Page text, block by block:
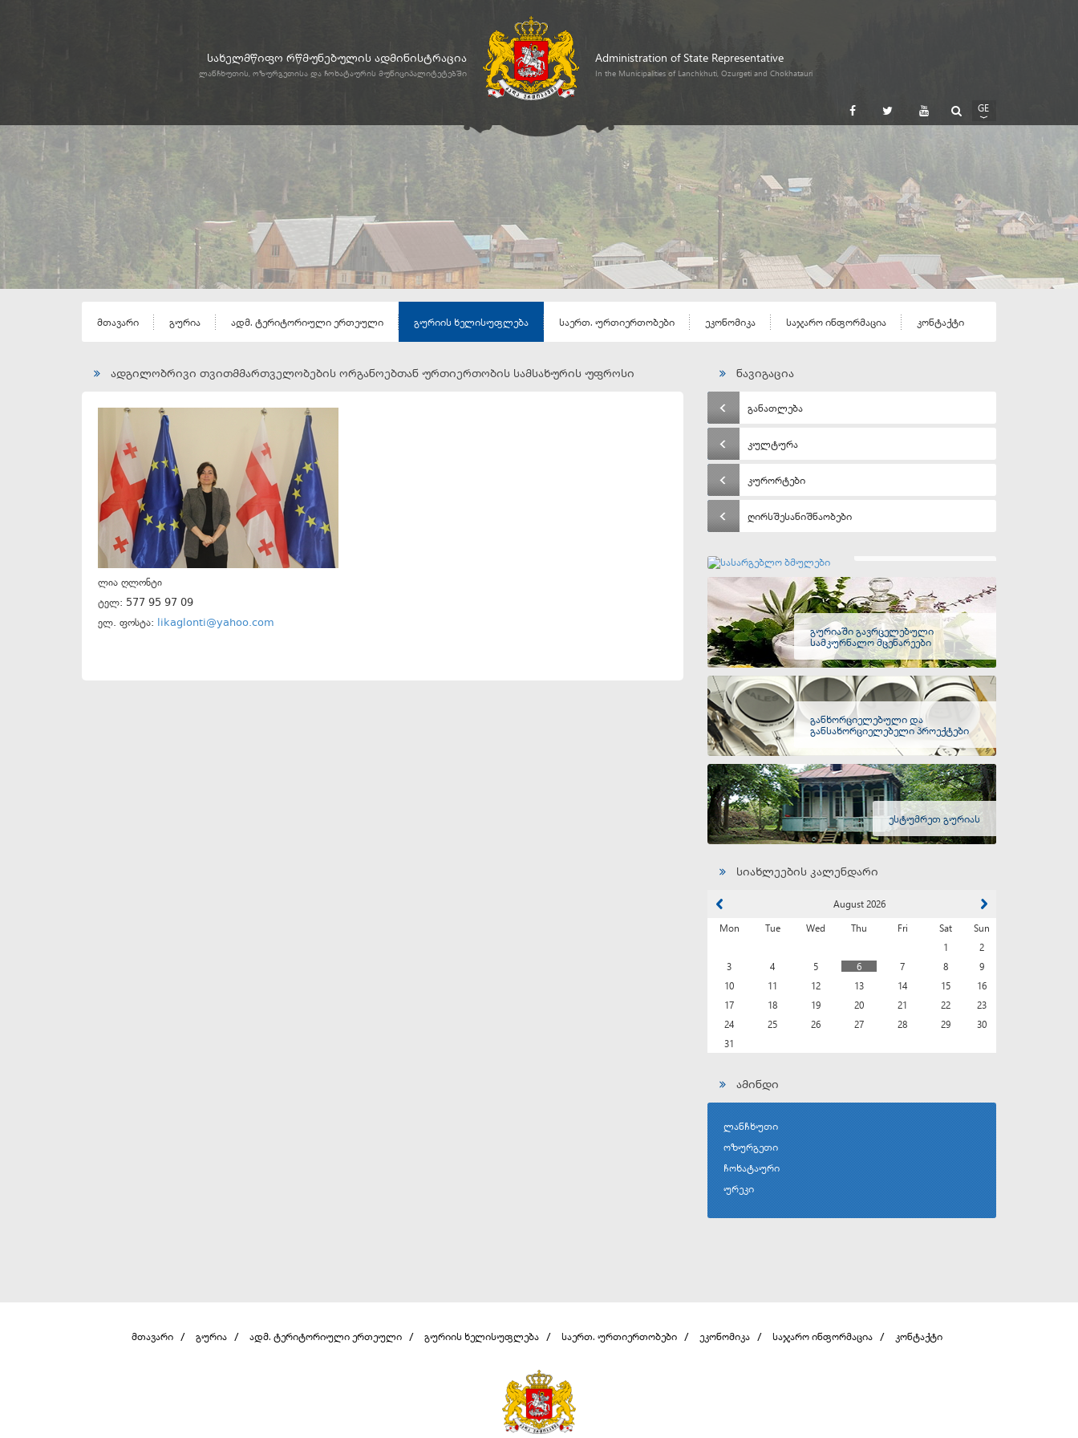
სახელმწიფო რწმუნებულის ადმინისტრაცია
ლანჩხუთის, ოზურგეთისა და ჩოხატაურის მუნიციპალიტეტებში
Administration of State Representative
In the Municipalities of Lanchkhuti, Ozurgeti and Chokhatauri
GE
მთავარი გურია ადმ. ტერიტორიული ერთეული გურიის ხელისუფლება საერთ. ურთიერთობები ეკონომიკა საჯარო ინფორმაცია კონტაქტი
ადგილობრივი თვითმმართველობების ორგანოებთან ურთიერთობის სამსახურის უფროსი
ლია ღლონტი
ტელ: 577 95 97 09
ელ. ფოსტა:
likaglonti@yahoo.com
ნავიგაცია
განათლება
კულტურა
კურორტები
ღირსშესანიშნაობები
გურიაში გავრცელებული
სამკურნალო მცენარეები
განხორციელებული და
განსახორციელებელი პროექტები
ესტუმრეთ გურიას
სიახლეების კალენდარი
August 2026
Mon
Tue Wed Thu Fri Sat
Sun
1
2
3
4 5 6 7 8
9
10
11 12 13 14 15
16
17
18 19 20 21 22
23
24
25 26 27 28 29
30
31
ამინდი
ლანჩხუთი
ოზურგეთი
ჩოხატაური
ურეკი
მთავარი გურია ადმ. ტერიტორიული ერთეული გურიის ხელისუფლება საერთ. ურთიერთობები ეკონომიკა საჯარო ინფორმაცია კონტაქტი